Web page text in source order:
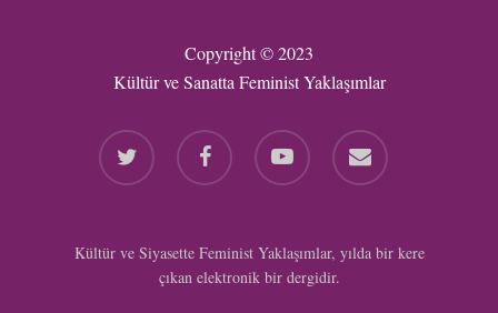
Copyright © 2023
Kültür ve Sanatta Feminist Yaklaşımlar
twitter facebook youtube email
Kültür ve Siyasette Feminist Yaklaşımlar, yılda bir kere
çıkan elektronik bir dergidir.